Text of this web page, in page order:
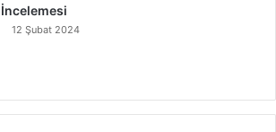
İncelemesi
12 Şubat 2024